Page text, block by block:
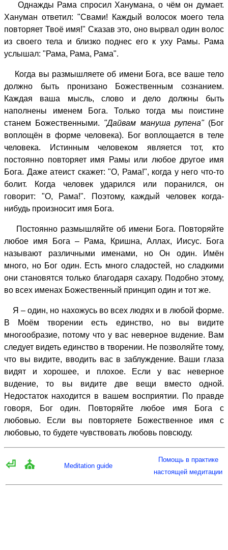
Однажды Рама спросил Ханумана, о чём он думает.
Хануман ответил: "Свами! Каждый волосок моего тела
повторяет Твоё имя!" Сказав это, оно вырвал один волос
из своего тела и близко поднес его к уху Рамы. Рама
услышал: "Рама, Рама, Рама".
Когда вы размышляете об имени Бога, все ваше тело
должно быть пронизано Божественным сознанием.
Каждая ваша мысль, слово и дело должны быть
наполнены именем Бога. Только тогда мы поистине
станем Божественными. "Дайвам мануша рупена"(Бог
воплощён в форме человека). Бог воплощается в теле
человека. Истинным человеком является тот, кто
постоянно повторяет имя Рамы или любое другое имя
Бога. Даже атеист скажет: "О, Рама!", когда у него что-то
болит. Когда человек ударился или поранился, он
говорит: "О, Рама!". Поэтому, каждый человек когда-
нибудь произносит имя Бога.
Постоянно размышляйте об имени Бога. Повторяйте
любое имя Бога – Рама, Кришна, Аллах, Иисус. Бога
называют различными именами, но Он один. Имён
много, но Бог один. Есть много сладостей, но сладкими
они становятся только благодаря сахару. Подобно этому,
во всех именах Божественный принцип один и тот же.
Я – один, но нахожусь во всех людях и в любой форме.
В Моём творении есть единство, но вы видите
многообразие, потому что у вас неверное видение. Вам
следует видеть единство в творении. Не позволяйте тому,
что вы видите, вводить вас в заблуждение. Ваши глаза
видят и хорошее, и плохое. Если у вас неверное
видение, то вы видите две вещи вместо одной.
Недостаток находится в вашем восприятии. По правде
говоря, Бог один. Повторяйте любое имя Бога с
любовью. Если вы повторяете Божественное имя с
любовью, то будете чувствовать любовь повсюду.
⏎ ⛪ Meditation guide
Помощь в практике
настоящей медитации